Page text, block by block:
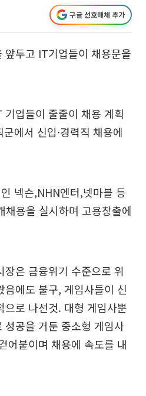
구글 선호매체 추가
앞두고 IT기업들이 채용문을
업들이 줄줄이 채용 계획
에서 신입·경력직 채용에
넥슨,NHN엔터,넷마블 등
용을 실시하며 고용창출에
은 금융위기 수준으로 위
에도 불구, 게임사들이 신
으로 나선것. 대형 게임사뿐
성공을 거둔 중소형 게임사
어붙이며 채용에 속도를 내